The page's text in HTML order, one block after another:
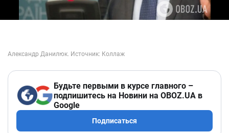
Будьте первыми в курсе главного –
подпишитесь на Новини на OBOZ.UA в
Google
Подписаться